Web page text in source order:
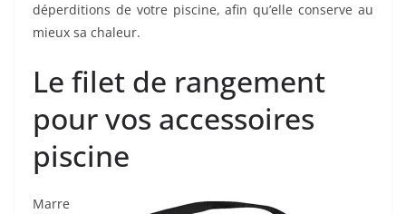
déperditions de votre piscine, afin qu’elle conserve au
mieux sa chaleur.
Le filet de rangement
pour vos accessoires
piscine
Marre